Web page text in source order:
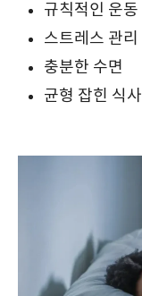
규칙적인 운동
스트레스 관리
충분한 수면
균형 잡힌 식사